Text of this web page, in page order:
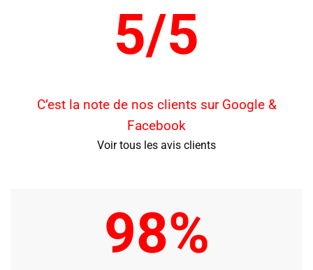
5/5
C’est la note de nos clients sur Google &
Facebook
Voir tous les avis clients
98%